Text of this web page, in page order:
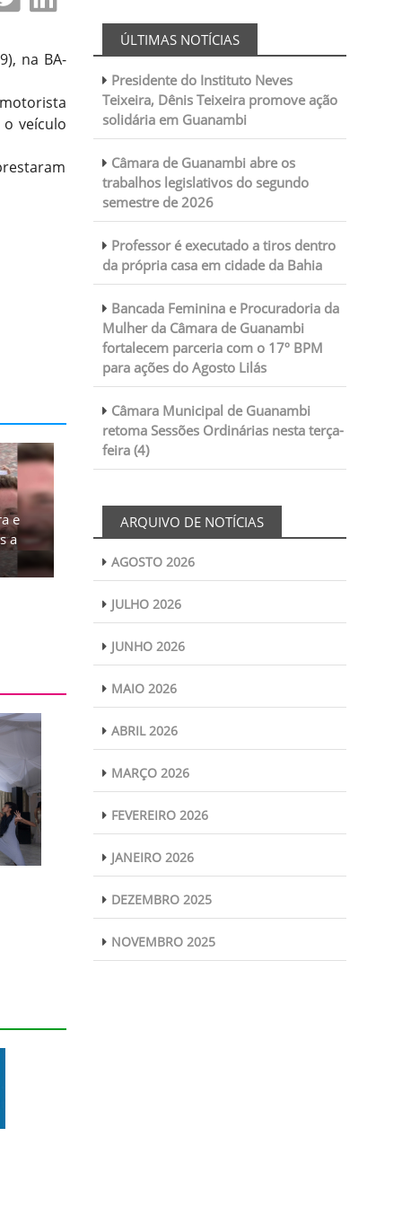
na BA-
veículo
e
a
ÚLTIMAS NOTÍCIAS
Presidente do Instituto Neves
Teixeira, Dênis Teixeira promove ação
solidária em Guanambi
Câmara de Guanambi abre os
trabalhos legislativos do segundo
semestre de 2026
Professor é executado a tiros dentro
da própria casa em cidade da Bahia
Bancada Feminina e Procuradoria da
Mulher da Câmara de Guanambi
fortalecem parceria com o 17º BPM
para ações do Agosto Lilás
Câmara Municipal de Guanambi
retoma Sessões Ordinárias nesta terça-
feira (4)
ARQUIVO DE NOTÍCIAS
AGOSTO 2026
JULHO 2026
JUNHO 2026
MAIO 2026
ABRIL 2026
MARÇO 2026
FEVEREIRO 2026
JANEIRO 2026
DEZEMBRO 2025
NOVEMBRO 2025